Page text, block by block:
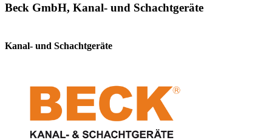
Beck GmbH, Kanal- und Schachtgeräte
Kanal- und Schachtgeräte